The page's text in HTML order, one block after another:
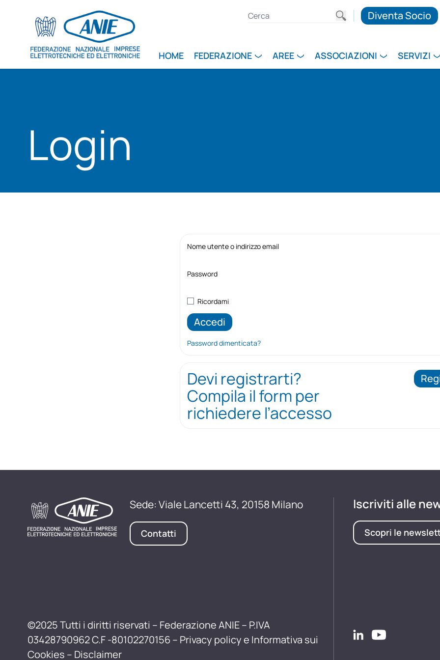
Diventa Socio
HOME FEDERAZIONE AREE ASSOCIAZIONI SERVIZI
Login
Nome utente o indirizzo email
Password
Ricordami
Password dimenticata?
Devi registrarti?
Compila il form per
richiedere l’accesso
Sede: Viale Lancetti 43, 20158 Milano
Contatti
©2025 Tutti i diritti riservati – Federazione ANIE – P.IVA
03428790962 C.F -80102270156 – Privacy policy e Informativa sui
Cookies – Disclaimer
Iscriviti alle
Scopri le